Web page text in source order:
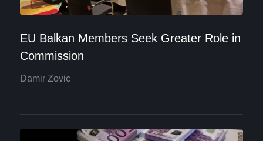
EU Balkan Members Seek Greater Role in
Commission
Damir Zovic